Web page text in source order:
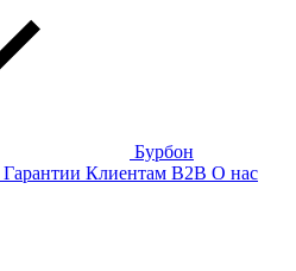
Бурбон
Гарантии Клиентам B2B О нас